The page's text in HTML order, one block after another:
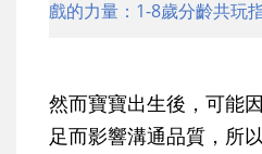
戲的力量：1-8歲分齡共玩指
然而寶寶出生後，可能
足而影響溝通品質，所